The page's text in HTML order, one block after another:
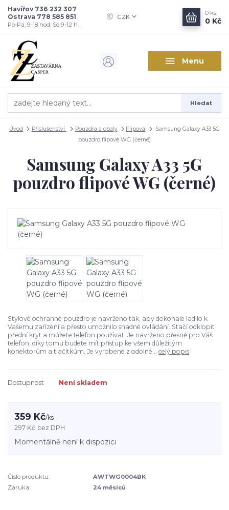
Menu
CZK
Hledat
Havířov 736 232 307
Ostrava 778 585 851
Po-Pá, 9-18 hod. So 9-12 h.
0 ks
0 Kč
Úvod Příslušenství Pouzdra a obaly Flipová
Samsung Galaxy A33 5G
pouzdro flipové WG (černé)
Samsung Galaxy A33 5G
pouzdro flipové WG (černé)
Stylové ochranné pouzdro je navrženo tak, aby dokonale ladilo k
Vašemu zařízení a přesto umožnilo snadné ovládání. Stačí odklopit
přední kryt a můžete telefon používat. Je navrženo přesně pro Váš
telefon, díky tomu budete mít přístup ke všem důležitým
konektorům a tlačítkům. Je vyrobené z odolné... celý popis
Dostupnost Není skladem
359 Kč/ks
297 Kč bez DPH
Momentálně není k dispozici
Číslo produktu:
AWTWG0004BK
Záruka:
24 měsíců